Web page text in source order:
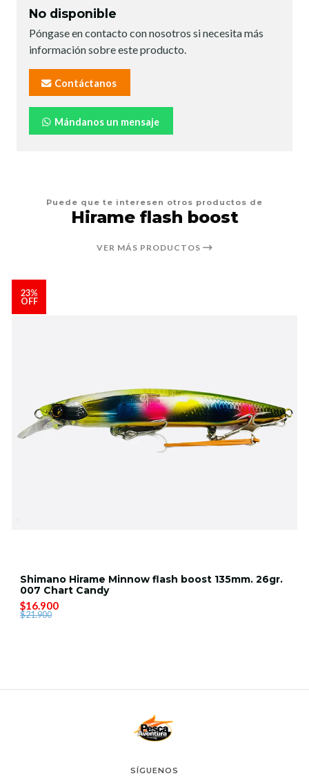
No disponible
Póngase en contacto con nosotros si necesita más
información sobre este producto.
Contáctanos
Mándanos un mensaje
Puede que te interesen otros productos de
Hirame flash boost
VER MÁS PRODUCTOS
23%
OFF
Shimano Hirame Minnow flash boost 135mm. 26gr.
007 Chart Candy
$16.900
$21.900
SÍGUENOS